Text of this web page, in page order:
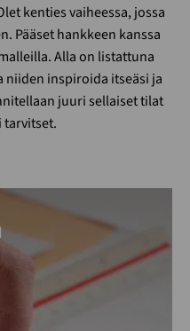
kenties vaiheessa, jossa
Pääset hankkeen kanssa
Alla on listattuna
niiden inspiroida itseäsi ja
juuri sellaiset tilat
tarvitset.